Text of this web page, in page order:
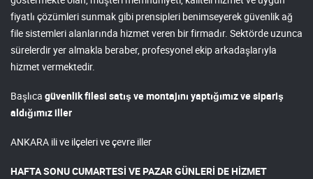
fiyatlı çözümleri sunmak gibi prensipleri benimseyerek güvenlik ağ
file sistemleri alanlarında hizmet veren bir firmadır. Sektörde uzunca
sürelerdir yer almakla beraber, profesyonel ekip arkadaşlarıyla
hizmet vermektedir.
Başlıca güvenlik filesi satış ve montajını yaptığımız ve sipariş
aldığımız iller
ANKARA ili ve ilçeleri ve çevre iller
HAFTA SONU CUMARTESİ VE PAZAR GÜNLERİ DE HİZMET